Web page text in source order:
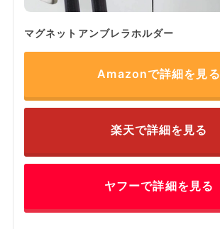
マグネットアンブレラホルダー
Amazonで詳細を見る
楽天で詳細を見る
ヤフーで詳細を見る